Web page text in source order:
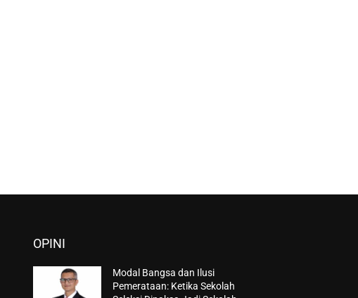
OPINI
Modal Bangsa dan Ilusi
Pemerataan: Ketika Sekolah